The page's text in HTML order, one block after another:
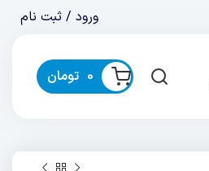
ورود / ثبت نام
0 تومان